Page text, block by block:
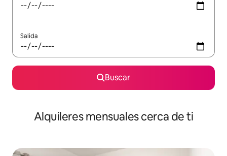
Salida
Buscar
Alquileres mensuales cerca de ti